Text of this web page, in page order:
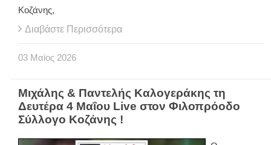
Κοζάνης,
Διαβάστε Περισσότερα
03 Μαϊος 2026
Μιχάλης & Παντελής Καλογεράκης τη
Δευτέρα 4 Μαΐου Live στον Φιλοπρόοδο
Σύλλογο Κοζάνης !